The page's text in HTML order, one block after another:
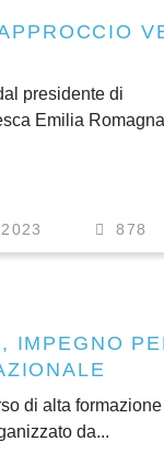
presidente di
Emilia
878
IMPEGNO
di alta
da...